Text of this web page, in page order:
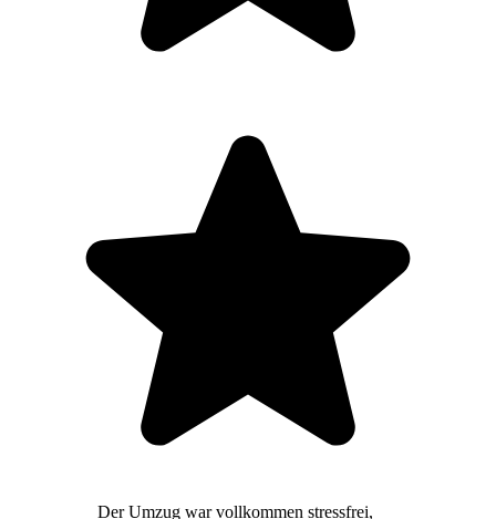
Der Umzug war vollkommen stressfrei,